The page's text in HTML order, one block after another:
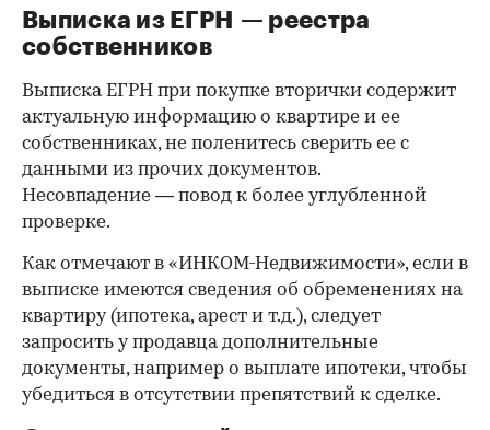
Выписка из ЕГРН — реестра
собственников
Выписка ЕГРН при покупке вторички содержит
актуальную информацию о квартире и ее
собственниках, не поленитесь сверить ее с
данными из прочих документов.
Несовпадение — повод к более углубленной
проверке.
Как отмечают в «ИНКОМ-Недвижимости», если в
выписке имеются сведения об обременениях на
квартиру (ипотека, арест и т.д.), следует
запросить у продавца дополнительные
документы, например о выплате ипотеки, чтобы
убедиться в отсутствии препятствий к сделке.